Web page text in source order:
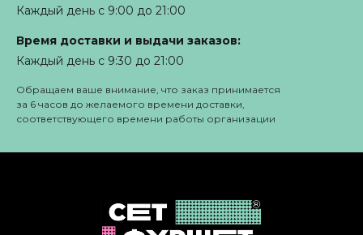
Каждый день с 9:00 до 21:00
Время доставки и выдачи заказов:
Каждый день с 9:30 до 21:00
Обращаем ваше внимание, что заказ принимается
за 6 часов до желаемого времени доставки,
соответствующего времени работы организации